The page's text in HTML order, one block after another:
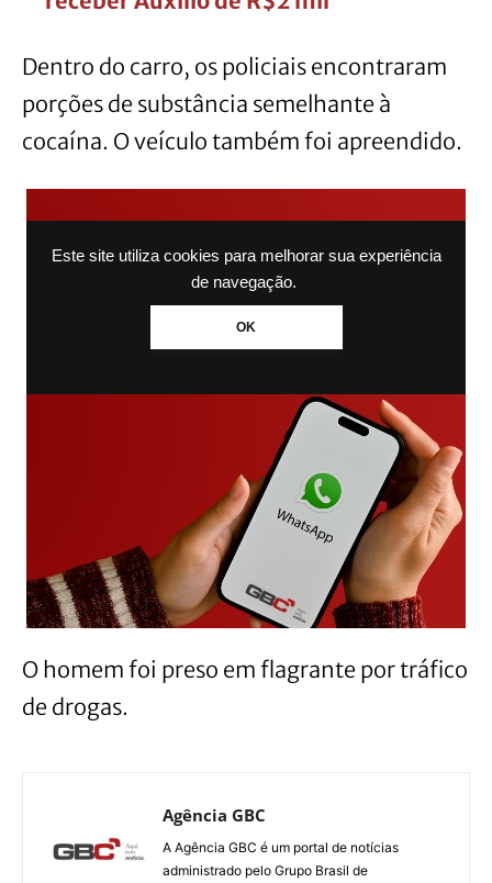
Este site utiliza cookies para melhorar sua experiência
de navegação.
OK
Dentro do carro, os policiais encontraram
porções de substância semelhante à
cocaína. O veículo também foi apreendido.
O homem foi preso em flagrante por tráfico
de drogas.
Agência GBC
A Agência GBC é um portal de notícias
administrado pelo Grupo Brasil de